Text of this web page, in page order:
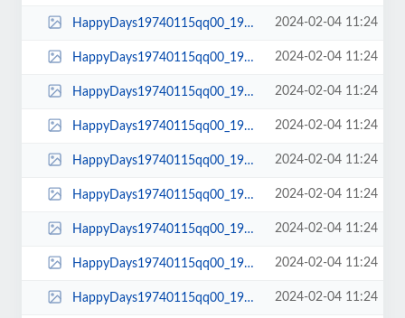
HappyDays19740115qq00_19_54qq00242.jpg 2024-02-04 11:24
HappyDays19740115qq00_19_48qq00241.jpg 2024-02-04 11:24
HappyDays19740115qq00_19_37qq00240.jpg 2024-02-04 11:24
HappyDays19740115qq00_19_36qq00239.jpg 2024-02-04 11:24
HappyDays19740115qq00_19_33qq00238.jpg 2024-02-04 11:24
HappyDays19740115qq00_19_25qq00237.jpg 2024-02-04 11:24
HappyDays19740115qq00_19_23qq00236.jpg 2024-02-04 11:24
HappyDays19740115qq00_19_10qq00235.jpg 2024-02-04 11:24
HappyDays19740115qq00_19_07qq00234.jpg 2024-02-04 11:24